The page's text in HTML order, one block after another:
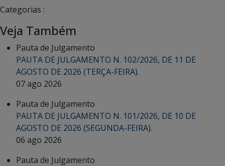
Categorias :
Veja Também
Pauta de Julgamento
PAUTA DE JULGAMENTO N. 102/2026, DE 11 DE
AGOSTO DE 2026 (TERÇA-FEIRA).
07 ago 2026
Pauta de Julgamento
PAUTA DE JULGAMENTO N. 101/2026, DE 10 DE
AGOSTO DE 2026 (SEGUNDA-FEIRA).
06 ago 2026
Pauta de Julgamento